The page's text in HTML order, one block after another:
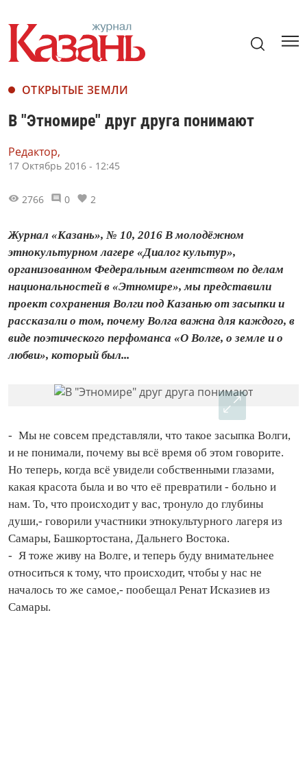
ОТКРЫТЫЕ ЗЕМЛИ
В "Этномире" друг друга понимают
Редактор,
17 Октябрь 2016 - 12:45
2766 0 2
Журнал «Казань», № 10, 2016 В молодёжном
этнокультурном лагере «Диалог культур»,
организованном Федеральным агентством по делам
нацио­наль­ностей в «Этномире», мы представили
проект сохранения Волги под Ка­занью от засыпки и
рассказали о том, почему Волга важна для каждого, в
виде поэтического перфоманса «О Волге, о земле и о
любви», который был...
- Мы не совсем представляли, что такое засыпка Волги,
и не понимали, почему вы всё время об этом говорите.
Но теперь, ко­гда всё увидели собственными глазами,
какая красота была и во что её превратили - больно и
нам. То, что происходит у вас, тронуло до глубины
души,- говорили участники этнокультурного лагеря из
Самары, Башкортостана, Дальнего Востока.
- Я тоже живу на Волге, и теперь буду внимательнее
относиться к тому, что происходит, чтобы у нас не
началось то же самое,- пообещал Ренат Исказиев из
Самары.